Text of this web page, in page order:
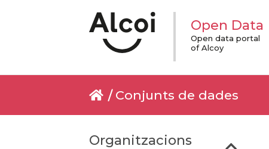
Open Data
Open data portal
of Alcoy
Conjunts de dades
Organitzacions